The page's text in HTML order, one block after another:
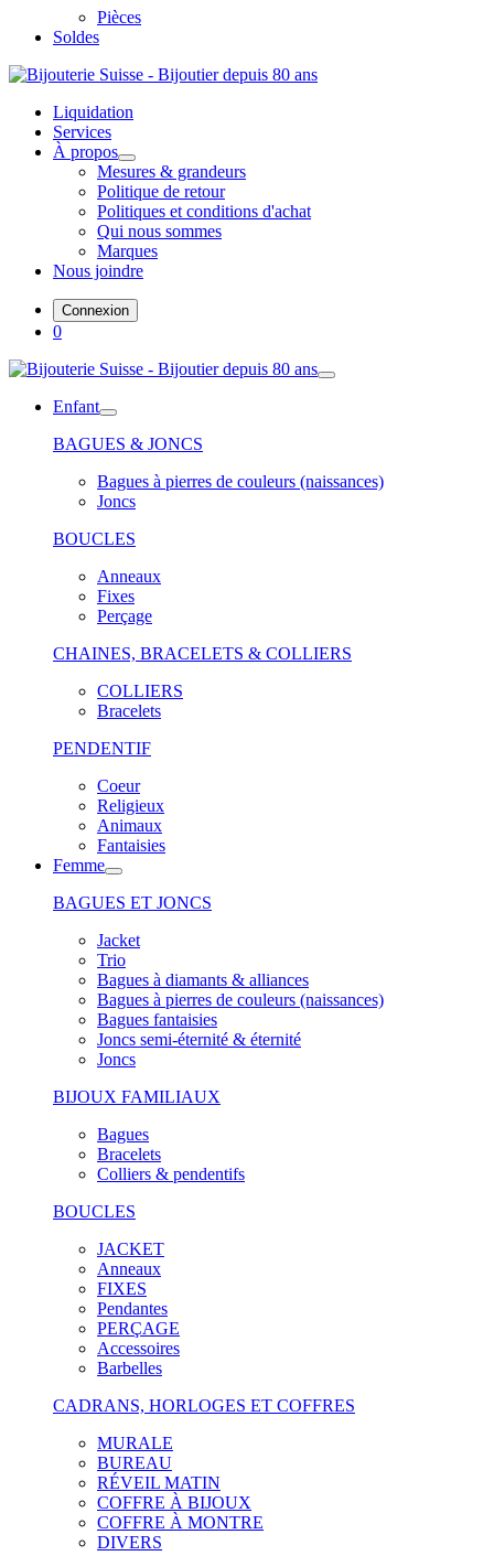
Pièces
Soldes
Liquidation
Services
À propos
Mesures & grandeurs
Politique de retour
Politiques et conditions d'achat
Qui nous sommes
Marques
Nous joindre
Connexion
0
Enfant
BAGUES & JONCS
Bagues à pierres de couleurs (naissances)
Joncs
BOUCLES
Anneaux
Fixes
Perçage
CHAINES, BRACELETS & COLLIERS
COLLIERS
Bracelets
PENDENTIF
Coeur
Religieux
Animaux
Fantaisies
Femme
BAGUES ET JONCS
Jacket
Trio
Bagues à diamants & alliances
Bagues à pierres de couleurs (naissances)
Bagues fantaisies
Joncs semi-éternité & éternité
Joncs
BIJOUX FAMILIAUX
Bagues
Bracelets
Colliers & pendentifs
BOUCLES
JACKET
Anneaux
FIXES
Pendantes
PERÇAGE
Accessoires
Barbelles
CADRANS, HORLOGES ET COFFRES
MURALE
BUREAU
RÉVEIL MATIN
COFFRE À BIJOUX
COFFRE À MONTRE
DIVERS